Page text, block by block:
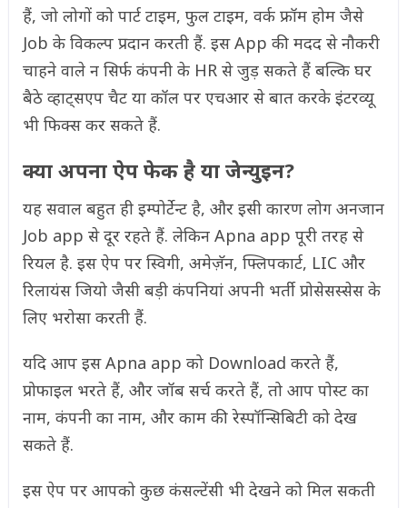
हैं, जो लोगों को पार्ट टाइम, फुल टाइम, वर्क फ्रॉम होम जैसे
Job के विकल्प प्रदान करती हैं. इस App की मदद से नौकरी
चाहने वाले न सिर्फ कंपनी के HR से जुड़ सकते हैं बल्कि घर
बैठे व्हाट्सएप चैट या कॉल पर एचआर से बात करके इंटरव्यू
भी फिक्स कर सकते हैं.
क्या अपना ऐप फेक है या जेन्युइन?
यह सवाल बहुत ही इम्पोर्टेन्ट है, और इसी कारण लोग अनजान
Job app से दूर रहते हैं. लेकिन Apna app पूरी तरह से
रियल है. इस ऐप पर स्विगी, अमेज़ॅन, फ्लिपकार्ट, LIC और
रिलायंस जियो जैसी बड़ी कंपनियां अपनी भर्ती प्रोसेसस्सेस के
लिए भरोसा करती हैं.
यदि आप इस Apna app को Download करते हैं,
प्रोफाइल भरते हैं, और जॉब सर्च करते हैं, तो आप पोस्ट का
नाम, कंपनी का नाम, और काम की रेस्पॉन्सिबिटी को देख
सकते हैं.
इस ऐप पर आपको कुछ कंसल्टेंसी भी देखने को मिल सकती